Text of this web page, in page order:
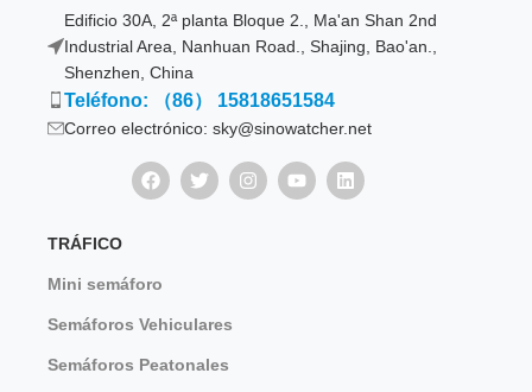
Edificio 30A, 2ª planta Bloque 2., Ma'an Shan 2nd
Industrial Area, Nanhuan Road., Shajing, Bao'an.,
Shenzhen, China
Teléfono: （86） 15818651584
Correo electrónico: sky@sinowatcher.net
TRÁFICO
Mini semáforo
Semáforos Vehiculares
Semáforos Peatonales